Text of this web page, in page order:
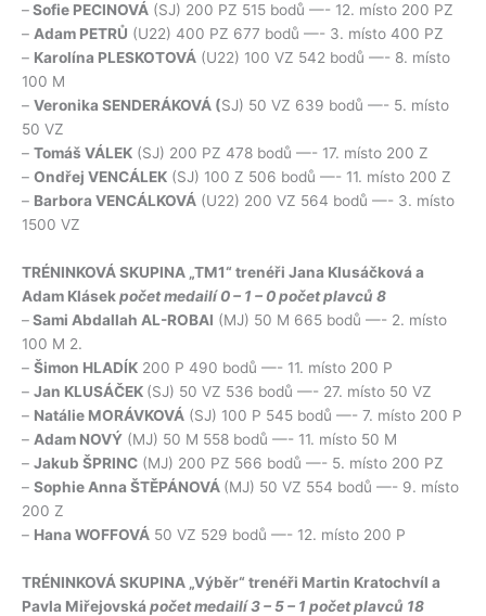
–Sofie PECINOVÁ (SJ) 200 PZ 515 bodů —- 12. místo 200 PZ
– Adam PETRŮ (U22) 400 PZ 677 bodů —- 3. místo 400 PZ
– Karolína PLESKOTOVÁ (U22) 100 VZ 542 bodů —- 8. místo
100 M
– Veronika SENDERÁKOVÁ (SJ) 50 VZ 639 bodů —- 5. místo
50 VZ
– Tomáš VÁLEK (SJ) 200 PZ 478 bodů —- 17. místo 200 Z
– Ondřej VENCÁLEK (SJ) 100 Z 506 bodů —- 11. místo 200 Z
– Barbora VENCÁLKOVÁ (U22) 200 VZ 564 bodů —- 3. místo
1500 VZ
TRÉNINKOVÁ SKUPINA „TM1“ trenéři Jana Klusáčková a
Adam Klásekpočet medailí 0 – 1 – 0 počet plavců 8
–Sami Abdallah AL-ROBAI (MJ) 50 M 665 bodů —- 2. místo
100 M 2.
– Šimon HLADÍK 200 P 490 bodů —- 11. místo 200 P
– Jan KLUSÁČEK (SJ) 50 VZ 536 bodů —- 27. místo 50 VZ
– Natálie MORÁVKOVÁ (SJ) 100 P 545 bodů —- 7. místo 200 P
– Adam NOVÝ (MJ) 50 M 558 bodů —- 11. místo 50 M
– Jakub ŠPRINC (MJ) 200 PZ 566 bodů —- 5. místo 200 PZ
– Sophie Anna ŠTĚPÁNOVÁ (MJ) 50 VZ 554 bodů —- 9. místo
200 Z
– Hana WOFFOVÁ 50 VZ 529 bodů —- 12. místo 200 P
TRÉNINKOVÁ SKUPINA „Výběr“ trenéři Martin Kratochvíl a
Pavla Miřejovská počet medailí 3 – 5 – 1 počet plavců 18